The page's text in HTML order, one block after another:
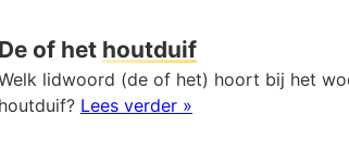
De of het houtduif
lidwoord (de of het) hoort bij het
houtduif? Lees verder »